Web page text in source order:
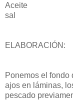
Aceite
sal
ELABORACIÓN:
Ponemos el fondo
ajos en láminas,
pescado